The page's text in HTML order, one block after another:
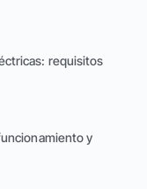
requisitos
y